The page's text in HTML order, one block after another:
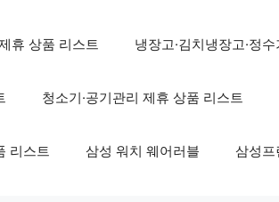
휴 상품 리스트 냉장고·김치냉장고·정
청소기·공기관리 제휴 상품 리스트
리스트 삼성 워치 웨어러블 삼성프